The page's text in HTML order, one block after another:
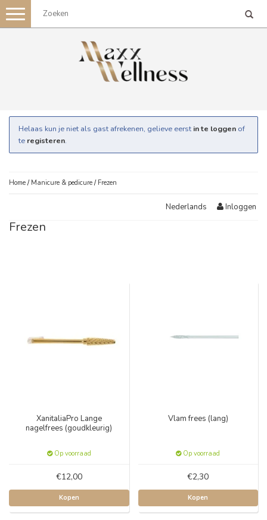
Toggle
navigation
Helaas kun je niet als gast afrekenen, gelieve eerst in te loggen of
te registeren.
Home / Manicure & pedicure / Frezen
Nederlands Inloggen
Frezen
XanitaliaPro Lange
nagelfrees (goudkleurig)
Op voorraad
€12,00
Kopen
Vlam frees (lang)
Op voorraad
€2,30
Kopen